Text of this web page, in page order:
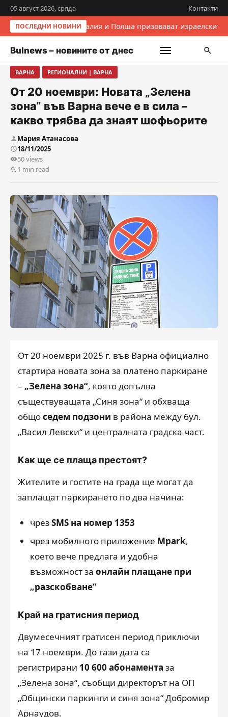
05 август 2026, сряда Контакти
ПОСЛЕДНИ НОВИНИИталия и Полша призовават
Bulnews – новините от днес
ВАРНА РЕГИОНАЛНИ | ВАРНА
От 20 ноември: Новата „Зелена
зона“ във Варна вече е в сила –
какво трябва да знаят шофьорите
Мария Атанасова
18/11/2025
50 views
1 min read
От 20 ноември 2025 г. във Варна официално
стартира новата зона за платено паркиране
– „Зелена зона“, която допълва
съществуващата „Синя зона“ и обхваща
общоседем подзони в района между бул.
„Васил Левски“ и централната градска част.
Как ще се плаща престоят?
Жителите и гостите на града ще могат да
заплащат паркирането по два начина:
чрезSMS на номер 1353
чрез мобилното приложение Mpark,
което вече предлага и удобна
възможност за онлайн плащане при
„разскобване“
Край на гратисния период
Двумесечният гратисен период приключи
на 17 ноември. До тази дата са
регистрирани 10 600 абонамента за
„Зелена зона“, съобщи директорът на ОП
„Общински паркинги и синя зона“ Добромир
Арнаудов.